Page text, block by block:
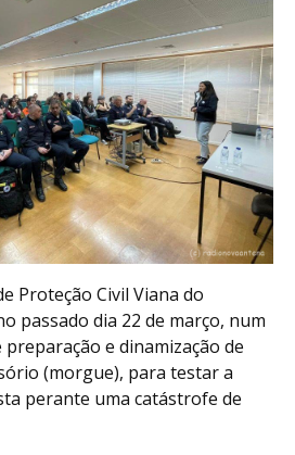
Proteção Civil Viana do
passado dia 22 de março, num
e dinamização de
(morgue), para testar a
perante uma catástrofe de